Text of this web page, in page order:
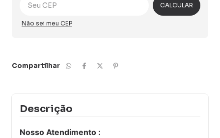
CALCULAR
Não sei meu CEP
Compartilhar
Descrição
Nosso Atendimento :